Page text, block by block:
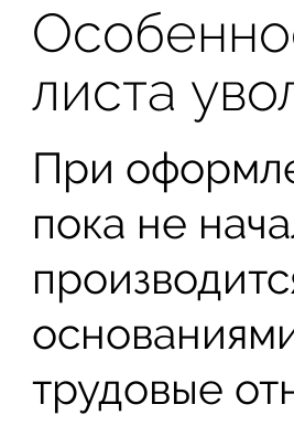
листа
При
пока не
трудовые